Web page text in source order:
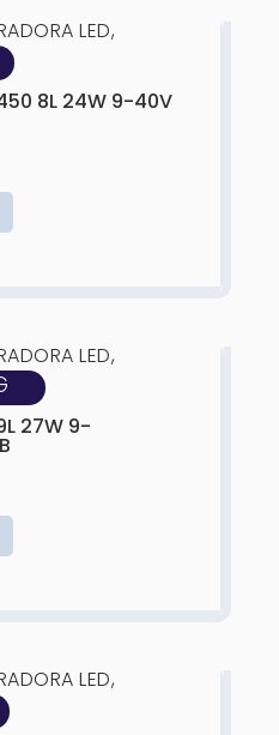
LED,
450 8L 24W 9-40V
LED,
27W 9-
LED,